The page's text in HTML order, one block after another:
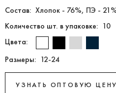
Состав: Хлопок - 76%, ПЭ -
Количество шт. в упаковке: 10
Цвета:
Размеры: 12-24
УЗНАТЬ ОПТОВУЮ ЦЕНУ